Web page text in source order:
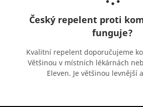
Český repelent proti
funguje?
Kvalitní repelent doporučujeme
Většinou v místních lékárnách
Eleven. Je většinou levnější